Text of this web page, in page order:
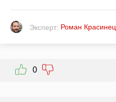
Эксперт: Роман Красинец
0